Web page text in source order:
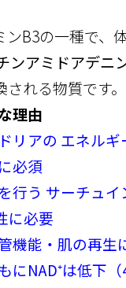
ンB3の一種で、
ンアミドアデニ
される物質です。
理由
リアの エネルギ
必須
行う サーチュイ
に必要
機能・肌の再生
にNAD⁺は低下